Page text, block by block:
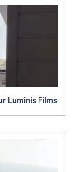
Luminis Films